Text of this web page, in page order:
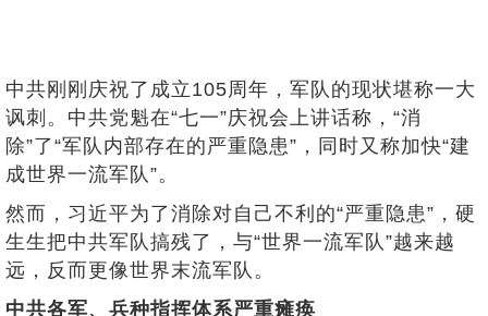
中共刚刚庆祝了成立105周年，军队的现状堪称一大
讽刺。中共党魁在“七一”庆祝会上讲话称，“消
除”了“军队内部存在的严重隐患”，同时又称加快“建
成世界一流军队”。
然而，习近平为了消除对自己不利的“严重隐患”，硬
生生把中共军队搞残了，与“世界一流军队”越来越
远，反而更像世界末流军队。
中共各军、兵种指挥体系严重瘫痪